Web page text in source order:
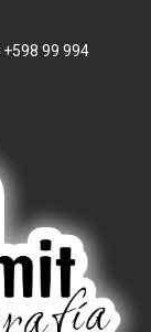
+598 99 994